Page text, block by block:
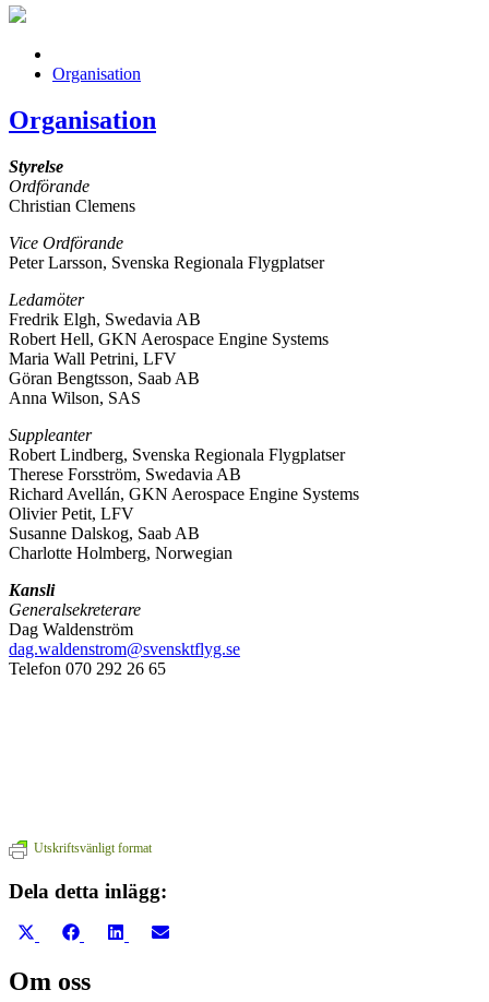
Organisation
Organisation
Styrelse
Ordförande
Christian Clemens
Vice Ordförande
Peter Larsson, Svenska Regionala Flygplatser
Ledamöter
Fredrik Elgh, Swedavia AB
Robert Hell, GKN Aerospace Engine Systems
Maria Wall Petrini, LFV
Göran Bengtsson, Saab AB
Anna Wilson, SAS
Suppleanter
Robert Lindberg, Svenska Regionala Flygplatser
Therese Forsström, Swedavia AB
Richard Avellán, GKN Aerospace Engine Systems
Olivier Petit, LFV
Susanne Dalskog, Saab AB
Charlotte Holmberg, Norwegian
Kansli
Generalsekreterare
Dag Waldenström
dag.waldenstrom@svensktflyg.se
Telefon 070 292 26 65
Utskriftsvänligt format
Dela detta inlägg:
Dela
(Twitter)
Dela
Dela Dela
Om oss